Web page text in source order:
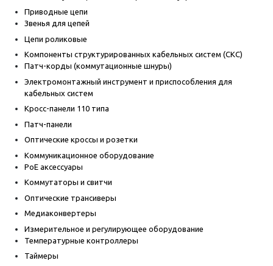
Приводные цепи
Звенья для цепей
Цепи роликовые
Компоненты структурированных кабельных систем (СКС)
Патч-корды (коммутационные шнуры)
Электромонтажный инструмент и приспособления для
кабельных систем
Кросс-панели 110 типа
Патч-панели
Оптические кроссы и розетки
Коммуникационное оборудование
PoE аксессуары
Коммутаторы и свитчи
Оптические трансиверы
Медиаконвертеры
Измерительное и регулирующее оборудование
Температурные контроллеры
Таймеры